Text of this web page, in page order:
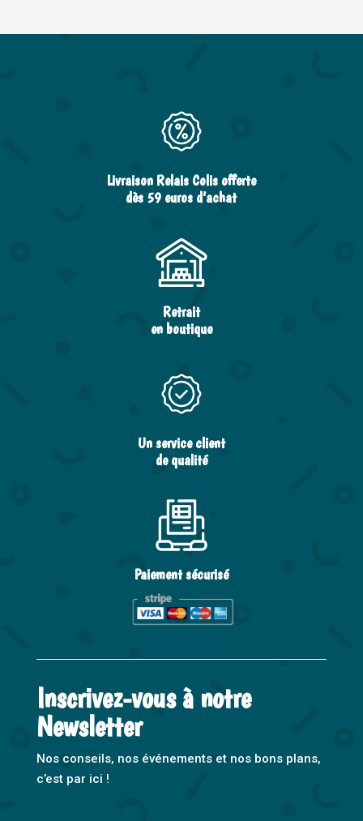
Livraison Relais Colis offerte
dès 59 euros d’achat
Retrait
en boutique
Un service client
de qualité
Paiement sécurisé
Inscrivez-vous à notre
Newsletter
Nos conseils, nos événements et nos bons plans,
c’est par ici !